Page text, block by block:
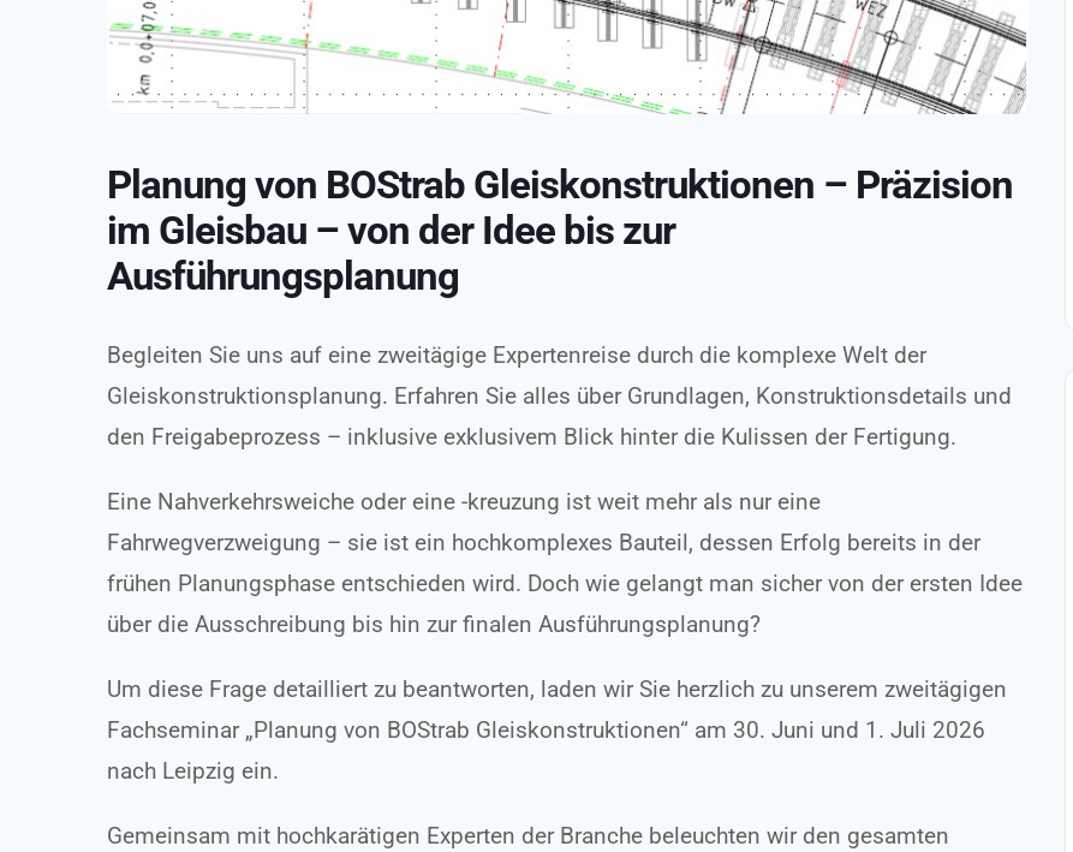
Planung von BOStrab Gleiskonstruktionen – Präzision
im Gleisbau – von der Idee bis zur
Ausführungsplanung
Begleiten Sie uns auf eine zweitägige Expertenreise durch die komplexe Welt der
Gleiskonstruktionsplanung. Erfahren Sie alles über Grundlagen, Konstruktionsdetails und
den Freigabeprozess – inklusive exklusivem Blick hinter die Kulissen der Fertigung.
Eine Nahverkehrsweiche oder eine -kreuzung ist weit mehr als nur eine
Fahrwegverzweigung – sie ist ein hochkomplexes Bauteil, dessen Erfolg bereits in der
frühen Planungsphase entschieden wird. Doch wie gelangt man sicher von der ersten Idee
über die Ausschreibung bis hin zur finalen Ausführungsplanung?
Um diese Frage detailliert zu beantworten, laden wir Sie herzlich zu unserem zweitägigen
Fachseminar „Planung von BOStrab Gleiskonstruktionen“ am 30. Juni und 1. Juli 2026
nach Leipzig ein.
Gemeinsam mit hochkarätigen Experten der Branche beleuchten wir den gesamten